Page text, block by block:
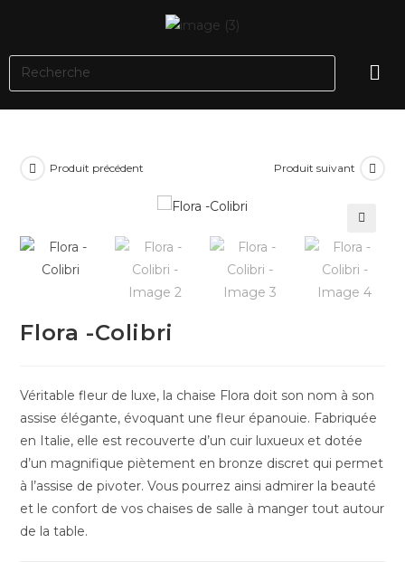
Produit précédent Produit suivant
🔍
Flora -Colibri
Véritable fleur de luxe, la chaise Flora doit son nom à son
assise élégante, évoquant une fleur épanouie. Fabriquée
en Italie, elle est recouverte d’un cuir luxueux et dotée
d’un magnifique piètement en bronze discret qui permet
à l’assise de pivoter. Vous pourrez ainsi admirer la beauté
et le confort de vos chaises de salle à manger tout autour
de la table.